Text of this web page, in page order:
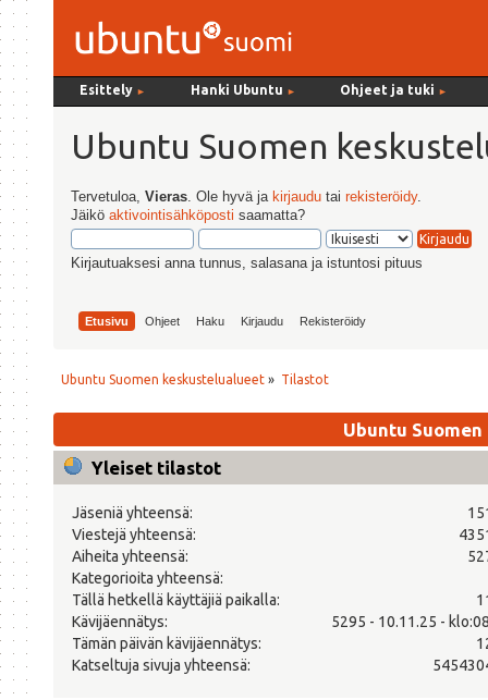
Esittely ► Hanki Ubuntu ► Ohjeet ja tuki ►
Ubuntu Suomen
Tervetuloa,Vieras . Ole hyvä ja kirjaudu tairekisteröidy.
Jäiköaktivointisähköposti saamatta?
Kirjautuaksesi anna tunnus, salasana ja istuntosi pituus
Etusivu Ohjeet Haku Kirjaudu Rekisteröidy
Ubuntu Suomen keskustelualueet » Tilastot
Ubuntu
Yleiset tilastot
Jäseniä yhteensä:
Viestejä yhteensä:
Aiheita yhteensä:
Kategorioita yhteensä:
Tällä hetkellä käyttäjiä paikalla:
Kävijäennätys:
5295 - 10.11.25 -
Tämän päivän kävijäennätys:
Katseltuja sivuja yhteensä: